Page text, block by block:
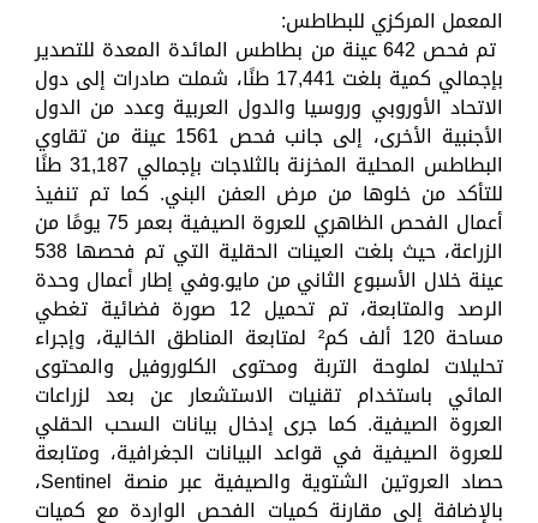
المعمل المركزي للبطاطس:
تم فحص 642 عينة من بطاطس المائدة المعدة للتصدير
بإجمالي كمية بلغت 17,441 طنًا، شملت صادرات إلى دول
الاتحاد الأوروبي وروسيا والدول العربية وعدد من الدول
الأجنبية الأخرى، إلى جانب فحص 1561 عينة من تقاوي
البطاطس المحلية المخزنة بالثلاجات بإجمالي 31,187 طنًا
للتأكد من خلوها من مرض العفن البني. كما تم تنفيذ
أعمال الفحص الظاهري للعروة الصيفية بعمر 75 يومًا من
الزراعة، حيث بلغت العينات الحقلية التي تم فحصها 538
عينة خلال الأسبوع الثاني من مايو.وفي إطار أعمال وحدة
الرصد والمتابعة، تم تحميل 12 صورة فضائية تغطي
مساحة 120 ألف كم² لمتابعة المناطق الخالية، وإجراء
تحليلات لملوحة التربة ومحتوى الكلوروفيل والمحتوى
المائي باستخدام تقنيات الاستشعار عن بعد لزراعات
العروة الصيفية. كما جرى إدخال بيانات السحب الحقلي
للعروة الصيفية في قواعد البيانات الجغرافية، ومتابعة
حصاد العروتين الشتوية والصيفية عبر منصة Sentinel،
بالإضافة إلى مقارنة كميات الفحص الواردة مع كميات